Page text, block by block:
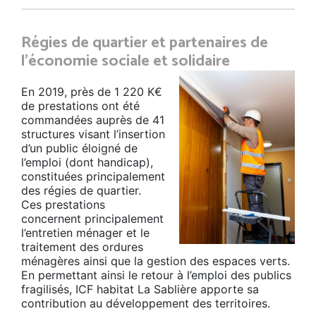
Régies de quartier et partenaires de
l’économie sociale et solidaire
En 2019, près de 1 220 K€
de prestations ont été
commandées auprès de 41
structures visant l’insertion
d’un public éloigné de
l’emploi (dont handicap),
constituées principalement
des régies de quartier.
Ces prestations
concernent principalement
l’entretien ménager et le
traitement des ordures
ménagères ainsi que la gestion des espaces verts.
En permettant ainsi le retour à l’emploi des publics
fragilisés, ICF habitat La Sablière apporte sa
contribution au développement des territoires.